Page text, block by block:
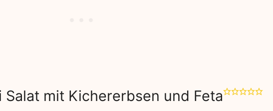
Salat mit Kichererbsen und Feta